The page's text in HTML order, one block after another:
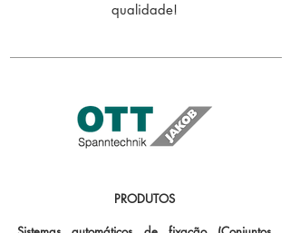
qualidade!
PRODUTOS